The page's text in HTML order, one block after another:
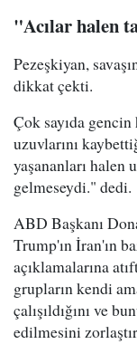
"Acılar halen
Pezeşkiyan,
dikkat çekti.
Çok sayıda gencin
uzuvlarını
yaşananları halen
gelmeseydi." dedi.
ABD Başkanı
Trump'ın İran'ın
açıklamalarına
grupların kendi
çalışıldığını ve
edilmesini